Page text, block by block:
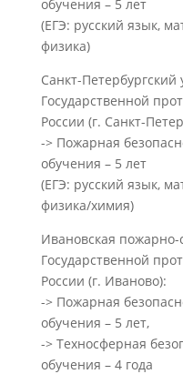
обучения – 5 лет
(ЕГЭ: русский язык,
физика)
Санкт-Петербургский
Государственной
России (г. Санкт-
-> Пожарная
обучения – 5 лет
(ЕГЭ: русский язык,
физика/химия)
Ивановская пожарно-
Государственной
России (г. Иваново):
-> Пожарная
обучения – 5 лет,
-> Техносферная
обучения – 4 года